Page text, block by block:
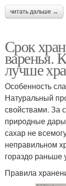
читать дальше →
Срок
варенья.
лучше
Особенность
Натуральный
свойствами. За
природные
сахар не
неправильном
гораздо раньше
Правила